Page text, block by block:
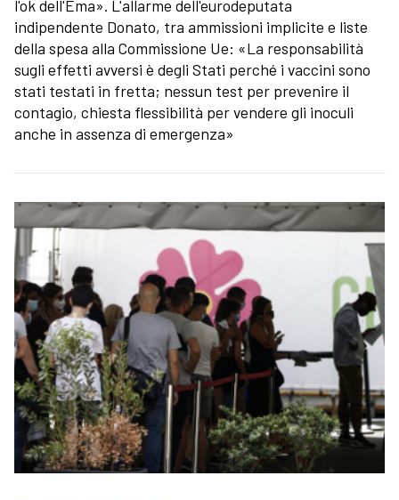
l'ok dell'Ema». L'allarme dell'eurodeputata
indipendente Donato, tra ammissioni implicite e liste
della spesa alla Commissione Ue: «La responsabilità
sugli effetti avversi è degli Stati perché i vaccini sono
stati testati in fretta; nessun test per prevenire il
contagio, chiesta flessibilità per vendere gli inoculi
anche in assenza di emergenza»